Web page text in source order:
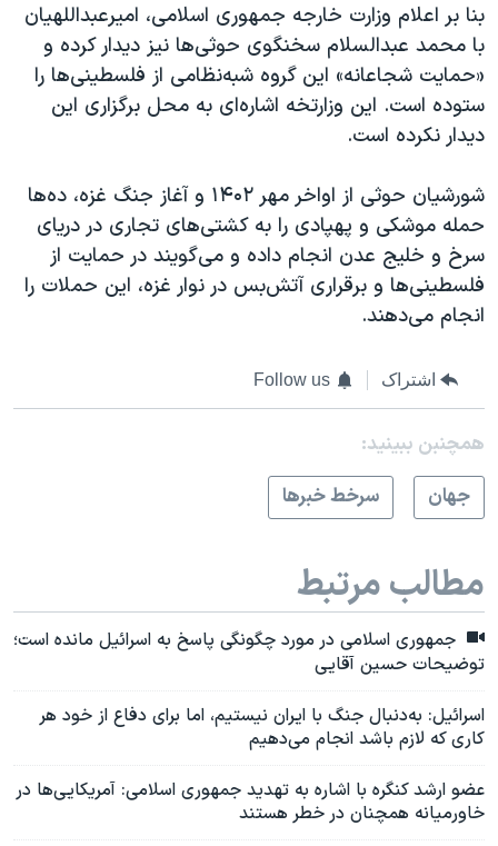
بنا بر اعلام وزارت خارجه جمهوری اسلامی، امیرعبداللهیان
با محمد عبدالسلام سخنگوی حوثی‌ها نیز دیدار کرده و
«حمایت شجاعانه» این گروه شبه‌نظامی از فلسطینی‌ها را
ستوده است. این وزارتخه اشاره‌ای به محل برگزاری این
دیدار نکرده است.
شورشیان حوثی‌ از اواخر مهر ۱۴۰۲ و آغاز جنگ غزه، ده‌ها
حمله موشکی و پهپادی را به کشتی‌های تجاری در دریای
سرخ و خلیج عدن انجام داده‌ و می‌گویند در حمایت از
فلسطینی‌ها و برقراری آتش‌بس در نوار غزه، این حملات را
انجام می‌دهند.
اشتراک Follow us
همچنبن ببینید:
جهان
سرخط خبرها
مطالب مرتبط
جمهوری اسلامی در مورد چگونگی پاسخ به اسرائیل مانده است؛
توضیحات حسین آقایی
اسرائیل: به‌دنبال جنگ با ایران نیستیم، اما برای دفاع از خود هر
کاری که لازم باشد انجام می‌دهیم
عضو ارشد کنگره با اشاره به تهدید جمهوری اسلامی: آمریکایی‌ها در
خاورمیانه همچنان در خطر هستند